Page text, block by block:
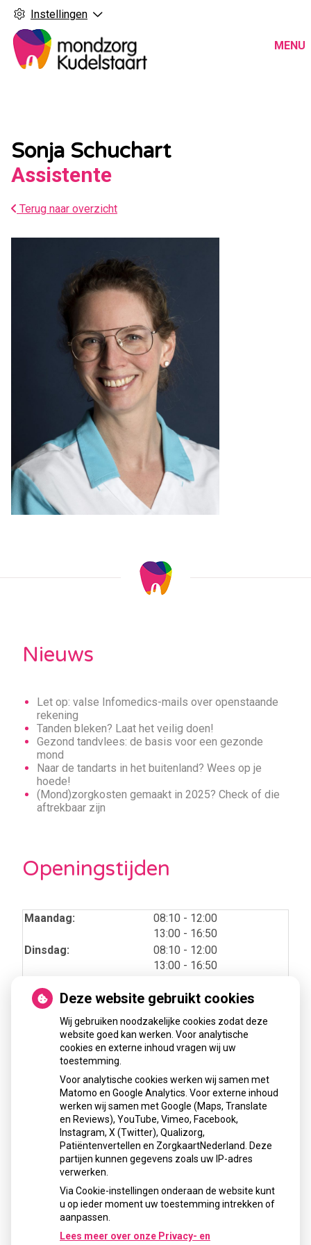
Instellingen
MENU
Sonja Schuchart
Assistente
Terug naar overzicht
Nieuws
Let op: valse Infomedics-mails over openstaande
rekening
Tanden bleken? Laat het veilig doen!
Gezond tandvlees: de basis voor een gezonde
mond
Naar de tandarts in het buitenland? Wees op je
hoede!
(Mond)zorgkosten gemaakt in 2025? Check of die
aftrekbaar zijn
Openingstijden
Maandag: 08:10 tot
- 12:00
13:00 tot
- 16:50
Dinsdag:
08:10 tot
- 12:00
13:00 tot
- 16:50
13:00tot
- 16:50
Donderdag:
08:10
- 12:00
13:00tot
- 16:50
Vrijdag:
08:10tot
- 12:00
Adresgegevens
Kudelstaartseweg 243 A
1433GH Kudelstaart
0297 34 10 42
info@mondzorgkudelstaart.nl
Telefonisch zijn wij bereikbaar van maandag t/m
Deze website gebruikt cookies
Wij gebruiken noodzakelijke cookies zodat deze
website goed kan werken. Voor analytische
cookies en externe inhoud vragen wij uw
toestemming.
Voor analytische cookies werken wij samen met
Matomo en Google Analytics. Voor externe inhoud
werken wij samen met Google (Maps, Translate
en Reviews), YouTube, Vimeo, Facebook,
Instagram, X (Twitter), Qualizorg,
Patiëntenvertellen en ZorgkaartNederland. Deze
partijen kunnen gegevens zoals uw IP-adres
verwerken.
Via Cookie-instellingen onderaan de website kunt
u op ieder moment uw toestemming intrekken of
aanpassen.
Lees meer over onze Privacy- en